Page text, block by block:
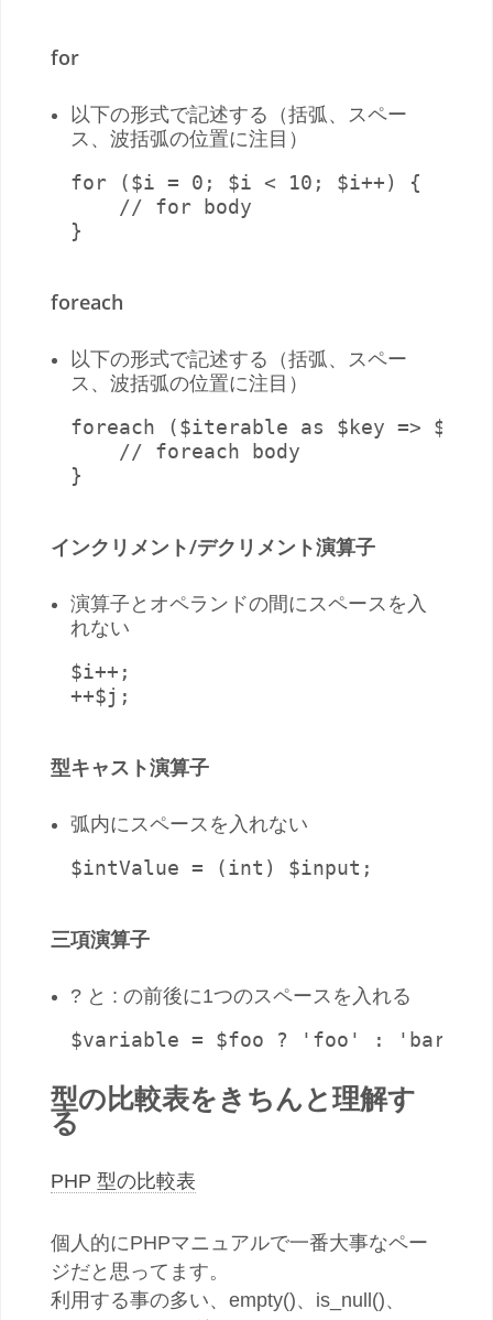
for
以下の形式で記述する（括弧、スペー
ス、波括弧の位置に注目）
for ($i = 0; $i < 10; $i++) {
    // for body
}
foreach
以下の形式で記述する（括弧、スペー
ス、波括弧の位置に注目）
foreach ($iterable as $key =>
    // foreach body
}
インクリメント/デクリメント演算子
演算子とオペランドの間にスペースを入
れない
$i++;
++$j;
型キャスト演算子
弧内にスペースを入れない
$intValue = (int) $input;
三項演算子
? と : の前後に1つのスペースを入れる
$variable = $foo ? 'foo' : 'bar';
型の比較表をきちんと理解す
る
PHP 型の比較表
個人的にPHPマニュアルで一番大事なペー
ジだと思ってます。
利用する事の多い、empty()、is_null()、